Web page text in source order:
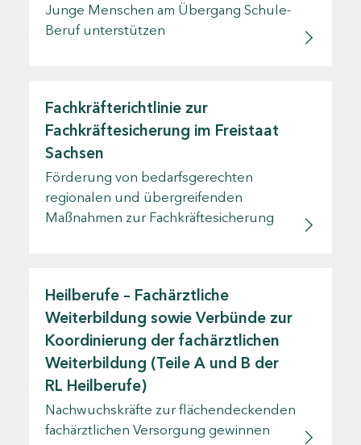
Junge Menschen am Übergang Schule-
Beruf unterstützen
Fachkräfterichtlinie zur
Fachkräftesicherung im Freistaat
Sachsen
Förderung von bedarfsgerechten
regionalen und übergreifenden
Maßnahmen zur Fachkräftesicherung
Heilberufe – Fachärztliche
Weiterbildung sowie Verbünde zur
Koordinierung der fachärztlichen
Weiterbildung (Teile A und B der
RL Heilberufe)
Nachwuchskräfte zur flächendeckenden
fachärztlichen Versorgung gewinnen